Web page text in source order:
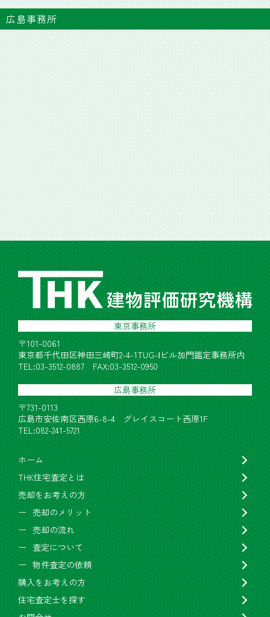
広島事務所
東京事務所
〒101-0061
東京都千代田区神田三崎町2-4-1TUG-Ⅰビル加門鑑定事務所内
TEL:03-3512-0887 FAX:03-3512-0950
広島事務所
〒731-0113
広島市安佐南区西原6-8-4 グレイスコート西原1F
TEL:082-241-5721
ホーム
THK住宅査定とは
売却をお考えの方
売却のメリット
売却の流れ
査定について
物件査定の依頼
購入をお考えの方
住宅査定士を探す